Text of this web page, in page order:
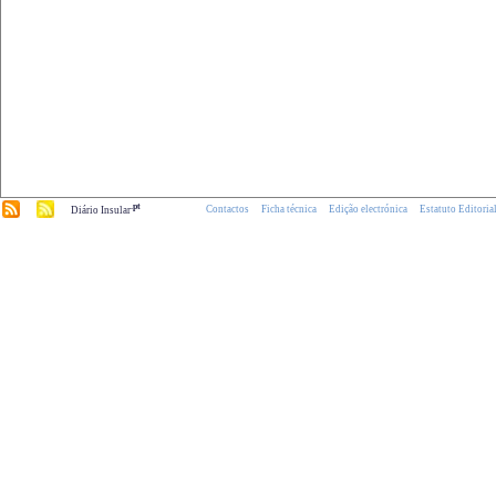
Diário Insular.pt Contactos Ficha técnica Edição electrónica Estatuto Editorial